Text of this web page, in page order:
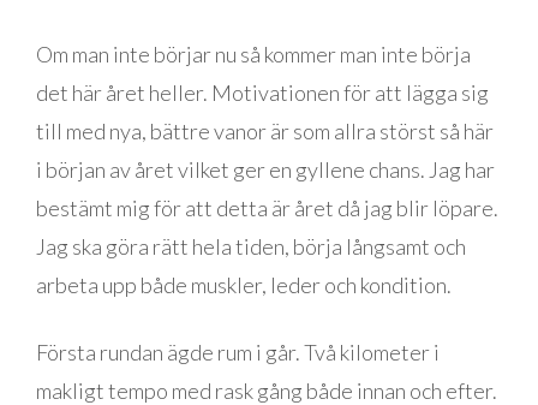
Om man inte börjar nu så kommer man inte börja
det här året heller. Motivationen för att lägga sig
till med nya, bättre vanor är som allra störst så här
i början av året vilket ger en gyllene chans. Jag har
bestämt mig för att detta är året då jag blir löpare.
Jag ska göra rätt hela tiden, börja långsamt och
arbeta upp både muskler, leder och kondition.
Första rundan ägde rum i går. Två kilometer i
makligt tempo med rask gång både innan och efter.